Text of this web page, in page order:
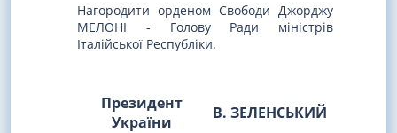
Нагородити орденом Свободи Джорджу
МЕЛОНІ - Голову Ради міністрів
Італійської Республіки.
Президент
України
В. ЗЕЛЕНСЬКИЙ